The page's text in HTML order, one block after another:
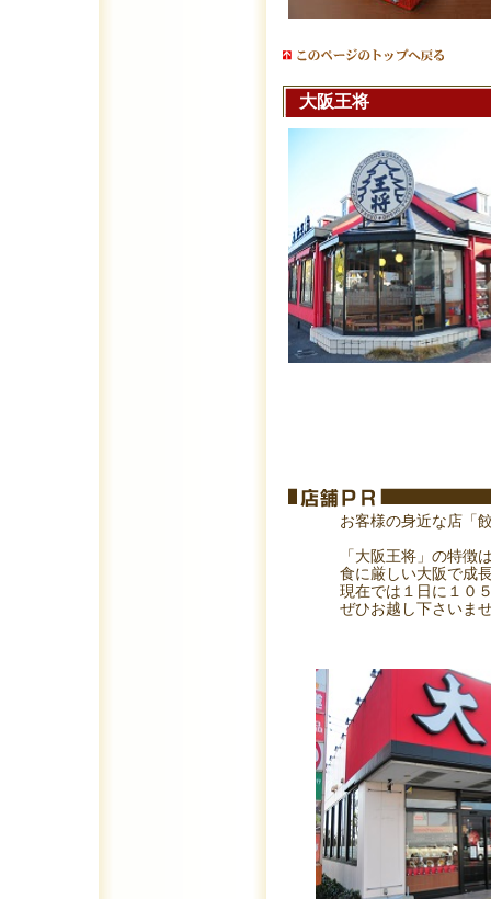
大阪王将
お客様の身近な店「餃子
「大阪王将」の特徴は
食に厳しい大阪で成長し
現在では１日に１０５万
ぜひお越し下さいま